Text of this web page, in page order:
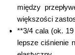
między
większości
**3/4 cala (ok.
lepsze ciśnienie